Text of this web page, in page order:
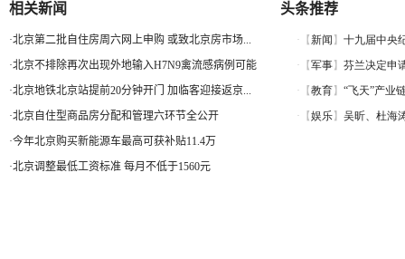
相关新闻
·北京第二批自住房周六网上申购 或致北京房市场...
·北京不排除再次出现外地输入H7N9禽流感病例可能
·北京地铁北京站提前20分钟开门 加临客迎接返京...
·北京自住型商品房分配和管理六环节全公开
·今年北京购买新能源车最高可获补贴11.4万
·北京调整最低工资标准 每月不低于1560元
头条推荐